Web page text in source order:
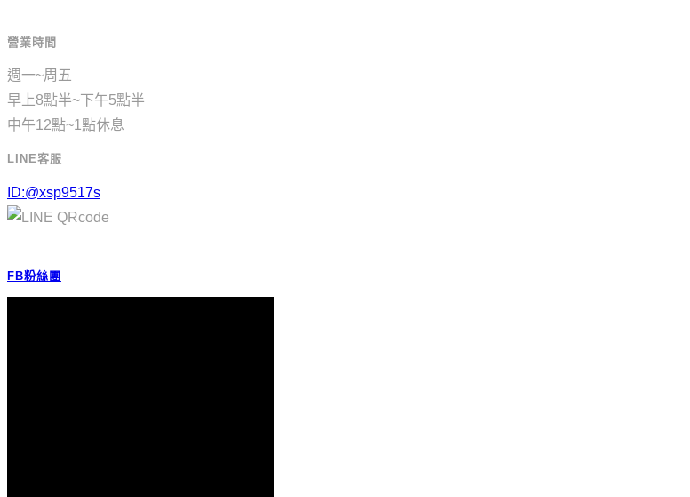
營業時間
週一~周五
早上8點半~下午5點半
中午12點~1點休息
LINE客服
ID:@xsp9517s
FB粉絲團